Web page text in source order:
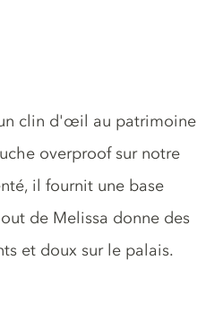
clin d'œil au patrimoine
overproof sur notre
il fournit une base
de Melissa donne des
et doux sur le palais.